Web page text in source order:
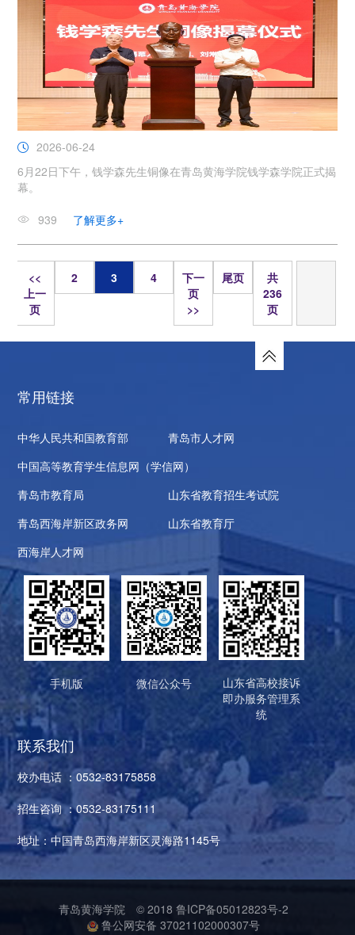
2026-06-24
6月22日下午，钱学森先生铜像在青岛黄海学院钱学森学院正式揭
幕。
939 了解更多+
<<
上一
页
2 3 4
下一
页
>>
尾页
共
236
页
常用链接
中华人民共和国教育部
青岛市人才网
中国高等教育学生信息网（学信网）
青岛市教育局
山东省教育招生考试院
青岛西海岸新区政务网
山东省教育厅
西海岸人才网
手机版 微信公众号
山东省高校接诉
即办服务管理系
统
联系我们
校办电话 ：0532-83175858
招生咨询 ：0532-83175111
地址：中国青岛西海岸新区灵海路1145号
青岛黄海学院 © 2018 鲁ICP备05012823号-2
鲁公网安备 37021102000307号